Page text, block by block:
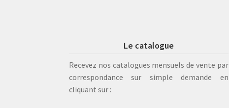
Le catalogue
Recevez nos catalogues mensuels de vente par
correspondance sur simple demande en
cliquant sur :